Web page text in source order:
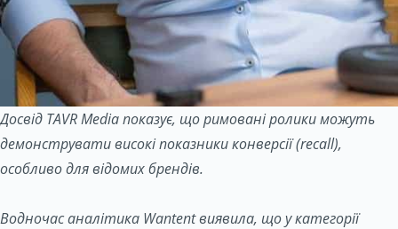
Досвід TAVR Media показує, що римовані ролики можуть
демонструвати високі показники конверсії (recall),
особливо для відомих брендів.
Водночас аналітика Wantent виявила, що у категорії